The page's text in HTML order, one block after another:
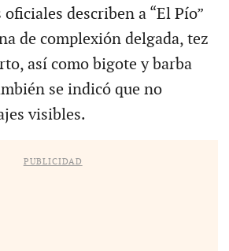
describen a “El Pío”
de complexión delgada, tez
así como bigote y barba
se indicó que no
visibles.
PUBLICIDAD